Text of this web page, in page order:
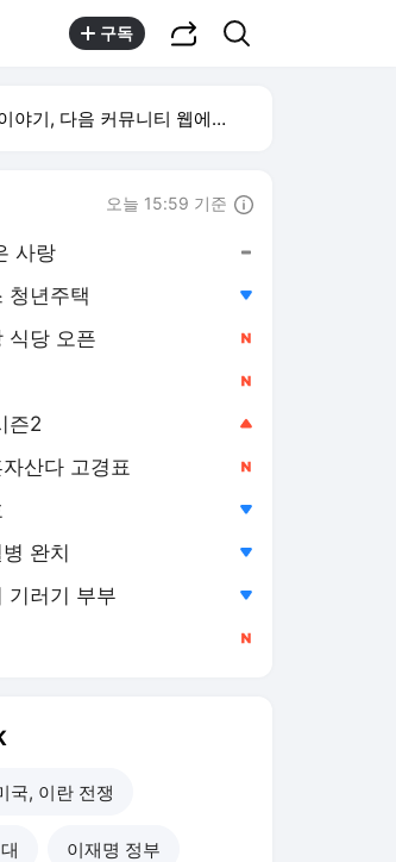
구독
기, 다음 커뮤니티 웹에서 보기
오늘 15:59 기준
사랑
청년주택
식당 오픈
즌2
산다 고경표
완치
기러기 부부
국, 이란 전쟁
이재명 정부